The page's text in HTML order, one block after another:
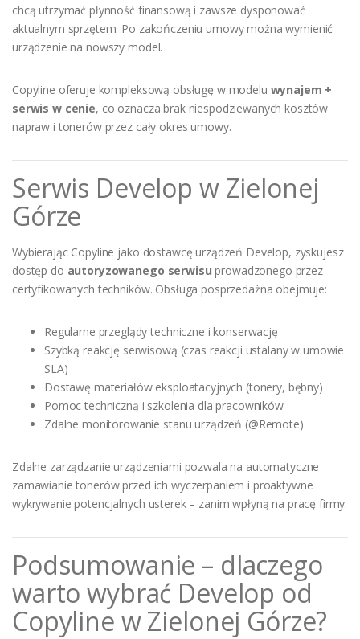
chcą utrzymać płynność finansową i zawsze dysponować
aktualnym sprzętem. Po zakończeniu umowy można wymienić
urządzenie na nowszy model.
Copyline oferuje kompleksową obsługę w modelu wynajem +
serwis w cenie, co oznacza brak niespodziewanych kosztów
napraw i tonerów przez cały okres umowy.
Serwis Develop w Zielonej
Górze
Wybierając Copyline jako dostawcę urządzeń Develop, zyskujesz
dostęp do autoryzowanego serwisu prowadzonego przez
certyfikowanych techników. Obsługa posprzedażna obejmuje:
Regularne przeglądy techniczne i konserwację
Szybką reakcję serwisową (czas reakcji ustalany w umowie
SLA)
Dostawę materiałów eksploatacyjnych (tonery, bębny)
Pomoc techniczną i szkolenia dla pracowników
Zdalne monitorowanie stanu urządzeń (@Remote)
Zdalne zarządzanie urządzeniami pozwala na automatyczne
zamawianie tonerów przed ich wyczerpaniem i proaktywne
wykrywanie potencjalnych usterek – zanim wpłyną na pracę firmy.
Podsumowanie – dlaczego
warto wybrać Develop od
Copyline w Zielonej Górze?